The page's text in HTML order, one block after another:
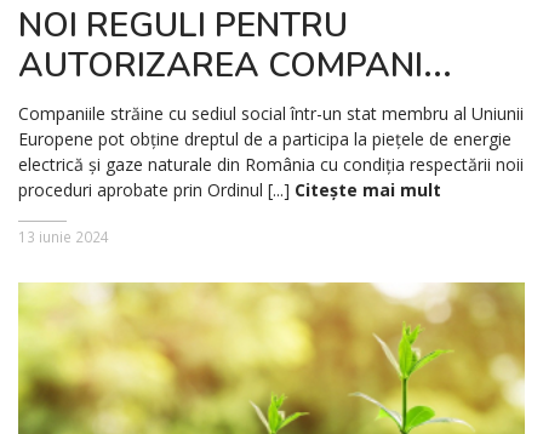
NOI REGULI PENTRU
AUTORIZAREA COMPANI...
Companiile străine cu sediul social într-un stat membru al Uniunii
Europene pot obține dreptul de a participa la piețele de energie
electrică și gaze naturale din România cu condiția respectării noii
proceduri aprobate prin Ordinul [...] Citește mai mult
13 iunie 2024